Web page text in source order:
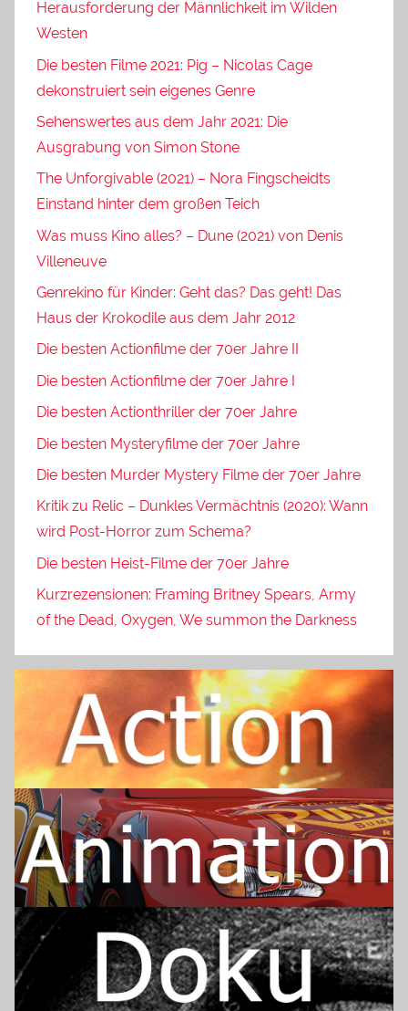
Herausforderung der Männlichkeit im Wilden
Westen
Die besten Filme 2021: Pig – Nicolas Cage
dekonstruiert sein eigenes Genre
Sehenswertes aus dem Jahr 2021: Die
Ausgrabung von Simon Stone
The Unforgivable (2021) – Nora Fingscheidts
Einstand hinter dem großen Teich
Was muss Kino alles? – Dune (2021) von Denis
Villeneuve
Genrekino für Kinder: Geht das? Das geht! Das
Haus der Krokodile aus dem Jahr 2012
Die besten Actionfilme der 70er Jahre II
Die besten Actionfilme der 70er Jahre I
Die besten Actionthriller der 70er Jahre
Die besten Mysteryfilme der 70er Jahre
Die besten Murder Mystery Filme der 70er Jahre
Kritik zu Relic – Dunkles Vermächtnis (2020): Wann
wird Post-Horror zum Schema?
Die besten Heist-Filme der 70er Jahre
Kurzrezensionen: Framing Britney Spears, Army
of the Dead, Oxygen, We summon the Darkness